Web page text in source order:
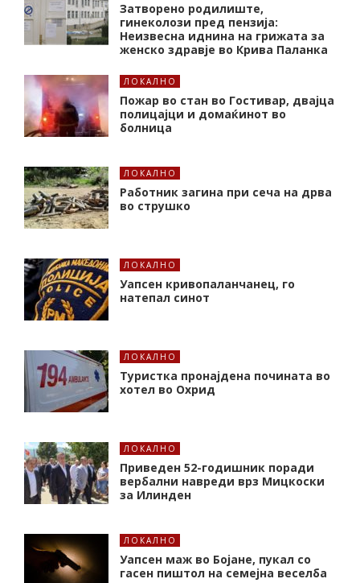
Затворено родилиште,
гинеколози пред пензија:
Неизвесна иднина на грижата за
женско здравје во Крива Паланка
ЛОКАЛНО
Пожар во стан во Гостивар, двајца
полицајци и домаќинот во
болница
ЛОКАЛНО
Работник загина при сеча на дрва
во струшко
ЛОКАЛНО
Уапсен кривопаланчанец, го
натепал синот
ЛОКАЛНО
Туристка пронајдена почината во
хотел во Охрид
ЛОКАЛНО
Приведен 52-годишник поради
вербални навреди врз Мицкоски
за Илинден
ЛОКАЛНО
Уапсен маж во Бојане, пукал со
гасен пиштол на семејна веселба